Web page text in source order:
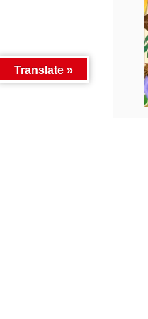
Translate »